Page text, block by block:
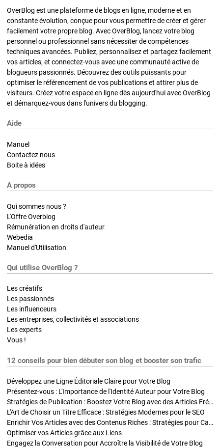
OverBlog est une plateforme de blogs en ligne, moderne et en
constante évolution, conçue pour vous permettre de créer et gérer
facilement votre propre blog. Avec OverBlog, lancez votre blog
personnel ou professionnel sans nécessiter de compétences
techniques avancées. Publiez, personnalisez et partagez facilement
vos articles, et connectez-vous avec une communauté active de
blogueurs passionnés. Découvrez des outils puissants pour
optimiser le référencement de vos publications et attirer plus de
visiteurs. Créez votre espace en ligne dès aujourd'hui avec OverBlog
et démarquez-vous dans l'univers du blogging.
Aide
Manuel
Contactez nous
Boite à idées
A propos
Qui sommes nous ?
L'Offre Overblog
Rémunération en droits d'auteur
Webedia
Manuel d'Utilisation
Qui utilise OverBlog ?
Les créatifs
Les passionnés
Les influenceurs
Les entreprises, collectivités et associations
Les experts
Vous !
12 conseils pour bien débuter son blog et booster son trafic
Développez une Ligne Éditoriale Claire pour Votre Blog
Présentez-vous : L'Importance de l'Identité Auteur pour Votre Blog
Stratégies de Publication : Boostez Votre Blog avec des Articles Fréquents et Exclusifs
L'Art de Choisir un Titre Efficace : Stratégies Modernes pour le SEO
Enrichir Vos Articles avec des Contenus Riches : Stratégies pour Captiver et Optimiser
Optimiser vos Articles grâce aux Liens
Engagez la Conversation pour Accroître la Visibilité de Votre Blog